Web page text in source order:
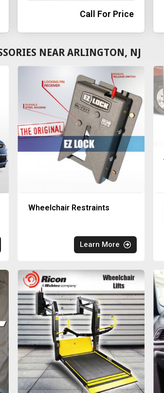
Call For Price
NEAR ARLINGTON, NJ
Wheelchair Restraints
Learn More